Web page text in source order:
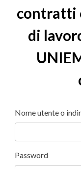
contratti
di
Nome utente o
Password